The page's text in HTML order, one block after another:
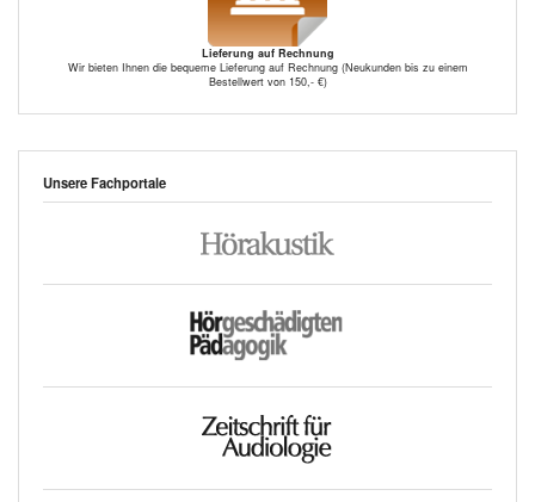
Lieferung auf Rechnung
Wir bieten Ihnen die bequeme Lieferung auf Rechnung (Neukunden bis zu einem
Bestellwert von 150,- €)
Unsere Fachportale